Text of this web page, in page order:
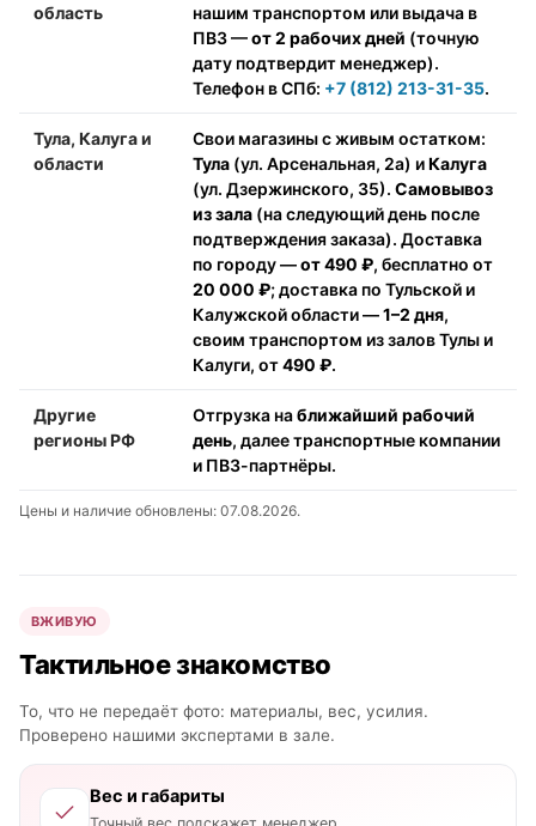
область
нашим транспортом или выдача в
ПВЗ —от 2 рабочих дней (точную
дату подтвердит менеджер).
Телефон в СПб: +7 (812) 213-31-35.
Тула, Калуга и
области
Свои магазины с живым остатком:
Тула (ул. Арсенальная, 2а) иКалуга
(ул. Дзержинского, 35). Самовывоз
из зала (на следующий день после
подтверждения заказа). Доставка
по городу —от 490 ₽, бесплатно от
20 000 ₽; доставка по Тульской и
Калужской области —1–2 дня,
своим транспортом из залов Тулы и
Калуги, от490 ₽.
Другие
регионы РФ
Отгрузка наближайший рабочий
день, далее транспортные компании
и ПВЗ-партнёры.
Цены и наличие обновлены: 07.08.2026.
ВЖИВУЮ
Тактильное знакомство
То, что не передаёт фото: материалы, вес, усилия.
Проверено нашими экспертами в зале.
Вес и габариты